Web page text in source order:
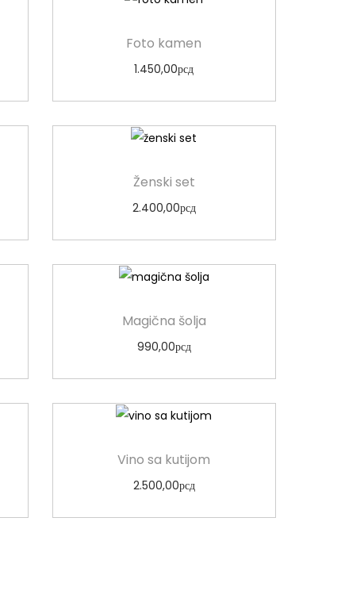
Foto kamen
1.450,00рсд
Ženski set
2.400,00рсд
Magična šolja
990,00рсд
Vino sa kutijom
2.500,00рсд